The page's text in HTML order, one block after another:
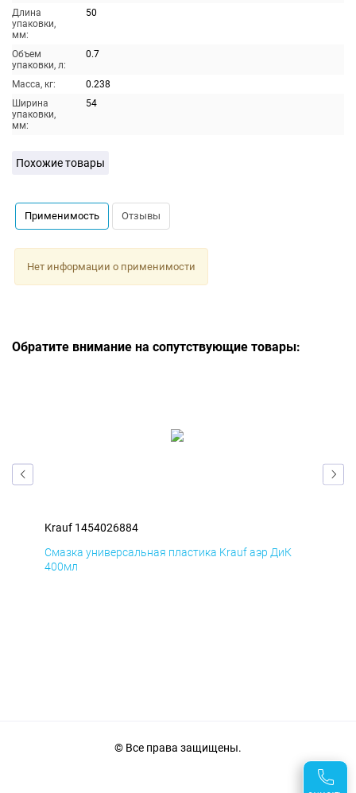
Длина
упаковки,
мм:
50
Объем
упаковки, л:
0.7
Масса, кг:
0.238
Ширина
упаковки,
мм:
54
Похожие товары
Применимость Отзывы
Нет информации о применимости
Обратите внимание на сопутствующие товары:
Krauf 1454026884
Смазка универсальная пластика Krauf аэр ДиК
400мл
© Все права защищены.